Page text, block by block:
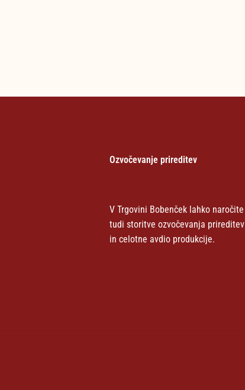
Ozvočevanje prireditev
V Trgovini Bobenček lahko naročite
tudi storitve ozvočevanja prireditev
in celotne avdio produkcije.